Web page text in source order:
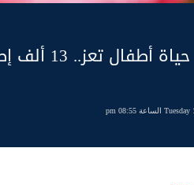
ألف إصابة و94 وفاة منذ مطلع العام